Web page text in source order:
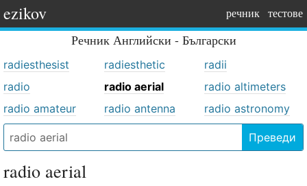
ezikov речник тестове
Речник Английски - Български
radiesthesist radiesthetic
radii
radio
radio aerial
radio altimeters
radio amateur
radio antenna radio astronomy
Преведи
radio aerial